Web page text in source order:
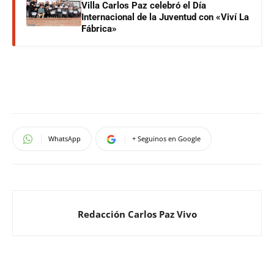
Villa Carlos Paz celebró el Día
Internacional de la Juventud con «Viví La
Fábrica»
WhatsApp + Seguinos en Google
Redacción Carlos Paz Vivo